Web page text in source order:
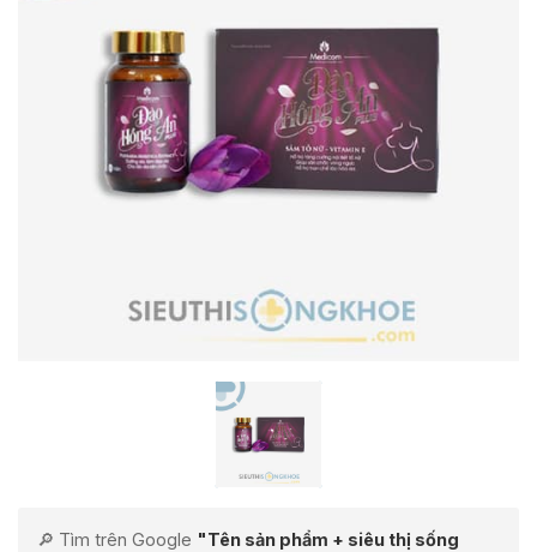
🔎 Tìm trên Google "Tên sản phẩm + siêu thị sống